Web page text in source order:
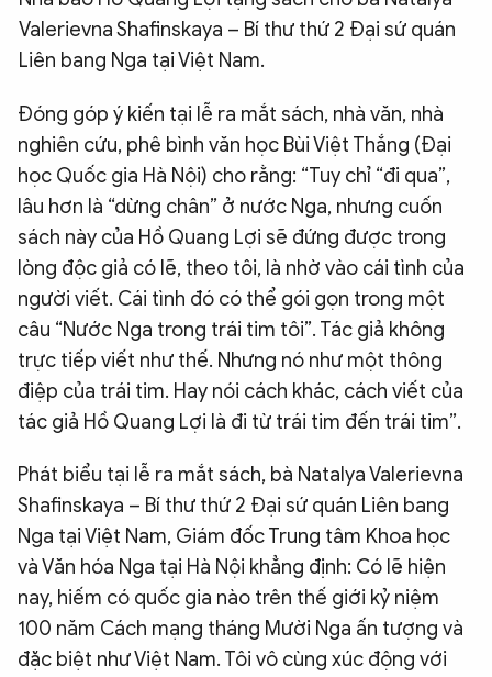
Valerievna Shafinskaya – Bí thư thứ 2 Đại sứ quán
Liên bang Nga tại Việt Nam.
Đóng góp ý kiến tại lễ ra mắt sách, nhà văn, nhà
nghiên cứu, phê bình văn học Bùi Việt Thắng (Đại
học Quốc gia Hà Nội) cho rằng: “Tuy chỉ “đi qua”,
lâu hơn là “dừng chân” ở nước Nga, nhưng cuốn
sách này của Hồ Quang Lợi sẽ đứng được trong
lòng độc giả có lẽ, theo tôi, là nhờ vào cái tình của
người viết. Cái tình đó có thể gói gọn trong một
câu “Nước Nga trong trái tim tôi”. Tác giả không
trực tiếp viết như thế. Nhưng nó như một thông
điệp của trái tim. Hay nói cách khác, cách viết của
tác giả Hồ Quang Lợi là đi từ trái tim đến trái tim”.
Phát biểu tại lễ ra mắt sách, bà Natalya Valerievna
Shafinskaya – Bí thư thứ 2 Đại sứ quán Liên bang
Nga tại Việt Nam, Giám đốc Trung tâm Khoa học
và Văn hóa Nga tại Hà Nội khẳng định: Có lẽ hiện
nay, hiếm có quốc gia nào trên thế giới kỷ niệm
100 năm Cách mạng tháng Mười Nga ấn tượng và
đặc biệt như Việt Nam. Tôi vô cùng xúc động với